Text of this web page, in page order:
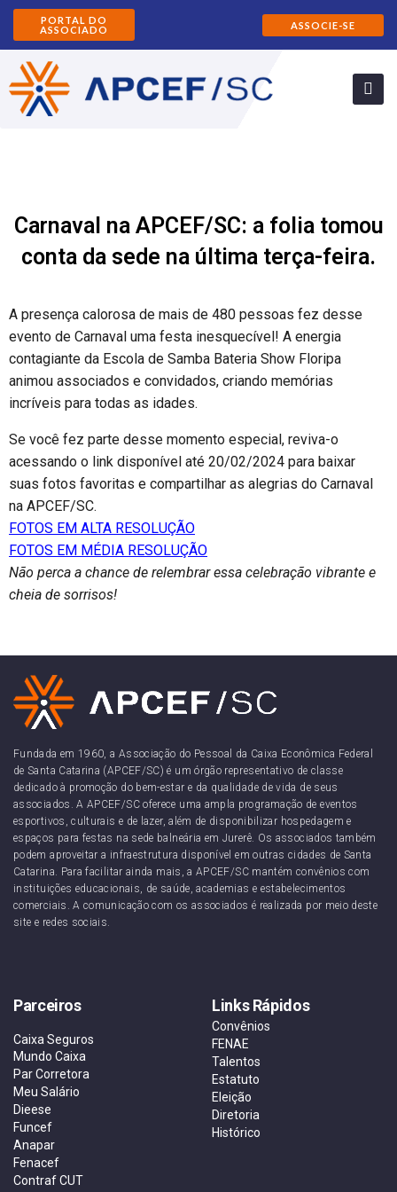
PORTAL DO
ASSOCIADO
ASSOCIE-SE
Carnaval na APCEF/SC: a folia tomou
conta da sede na última terça-feira.
A presença calorosa de mais de 480 pessoas fez desse
evento de Carnaval uma festa inesquecível! A energia
contagiante da Escola de Samba Bateria Show Floripa
animou associados e convidados, criando memórias
incríveis para todas as idades.
Se você fez parte desse momento especial, reviva-o
acessando o link disponível até 20/02/2024 para baixar
suas fotos favoritas e compartilhar as alegrias do Carnaval
na APCEF/SC.
FOTOS EM ALTA RESOLUÇÃO
FOTOS EM MÉDIA RESOLUÇÃO
Não perca a chance de relembrar essa celebração vibrante e
cheia de sorrisos!
Fundada em 1960, a Associação do Pessoal da Caixa Econômica Federal
de Santa Catarina (APCEF/SC) é um órgão representativo de classe
dedicado à promoção do bem-estar e da qualidade de vida de seus
associados. A APCEF/SC oferece uma ampla programação de eventos
esportivos, culturais e de lazer, além de disponibilizar hospedagem e
espaços para festas na sede balneária em Jurerê. Os associados também
podem aproveitar a infraestrutura disponível em outras cidades de Santa
Catarina. Para facilitar ainda mais, a APCEF/SC mantém convênios com
instituições educacionais, de saúde, academias e estabelecimentos
comerciais. A comunicação com os associados é realizada por meio deste
site e redes sociais.
Parceiros
Caixa Seguros
Mundo Caixa
Par Corretora
Meu Salário
Dieese
Funcef
Anapar
Fenacef
Contraf CUT
Links Rápidos
Convênios
FENAE
Talentos
Estatuto
Eleição
Diretoria
Histórico